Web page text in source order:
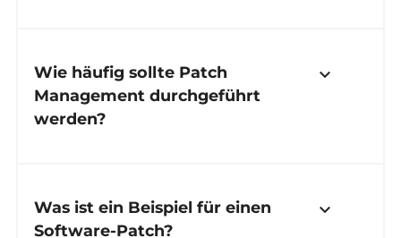
Wie häufig sollte Patch
Management durchgeführt
werden?
keyboard_arrow_down
Was ist ein Beispiel für einen
Software-Patch?
keyboard_arrow_down